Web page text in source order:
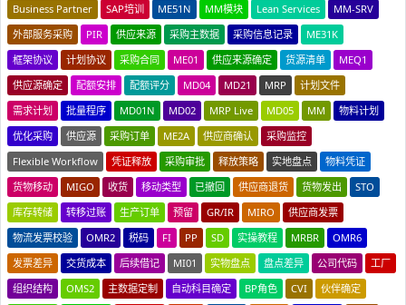
Business Partner
SAP培训 ME51N MM模块 Lean Services
MM-SRV
外部服务采购
PIR 供应来源 采购主数据 采购信息记录
ME31K
框架协议
计划协议 采购合同 ME01 供应来源确定 货源清单
MEQ1
供应源确定
配额安排 配额评分 MD04 MD21 MRP
计划文件
需求计划
批量程序 MD01N MD02 MRP Live MD05 MM
物料计划
优化采购
供应源 采购订单 ME2A 供应商确认
采购监控
Flexible Workflow
凭证释放 采购审批 释放策略 实地盘点
物料凭证
货物移动
MIGO 收货 移动类型 已撤回 供应商退货 货物发出
STO
库存转储
转移过账 生产订单 预留 GR/IR MIRO
供应商发票
物流发票校验
OMR2 税码 FI PP SD 实操教程 MRBR
OMR6
发票差异
交货成本 后续借记 MI01 实物盘点 盘点差异 公司代码
工厂
组织结构
OMS2 主数据定制 自动科目确定 BP角色 CVI
伙伴确定